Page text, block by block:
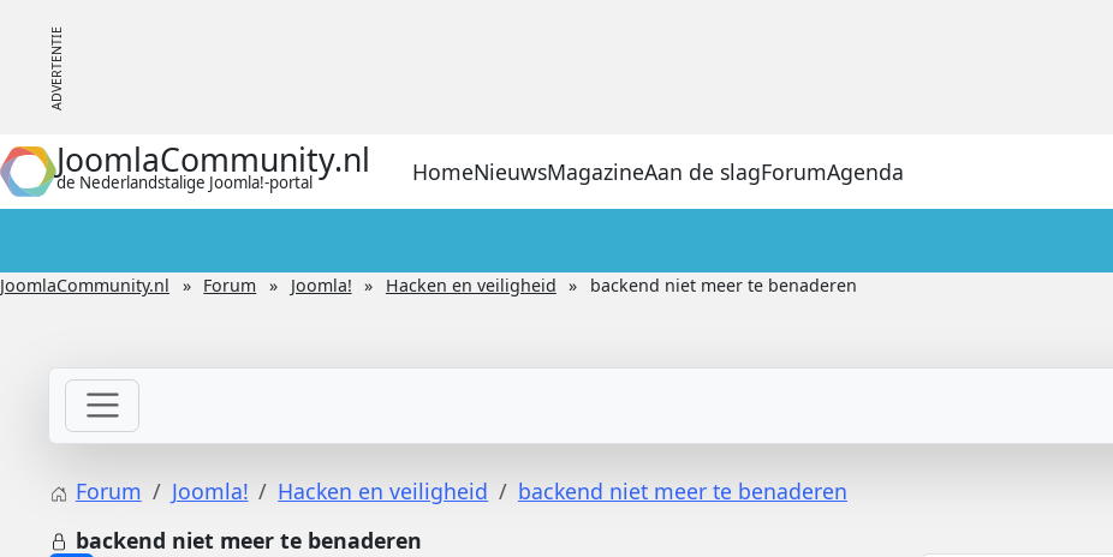
JoomlaCommunity.nl
de Nederlandstalige Joomla!-portal HomeNieuwsMagazineAan de slagForumAgenda
JoomlaCommunity.nl Forum Joomla! Hacken en veiligheid backend niet meer te benaderen
Forum Joomla! Hacken en veiligheid
backend niet meer te benaderen
backend niet meer te benaderen